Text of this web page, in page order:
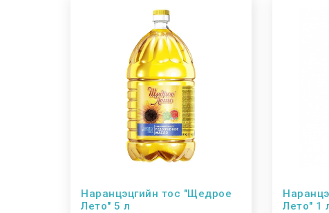
Наранцэцгийн тос "Щедрое
Лето" 5 л
Лето" 1